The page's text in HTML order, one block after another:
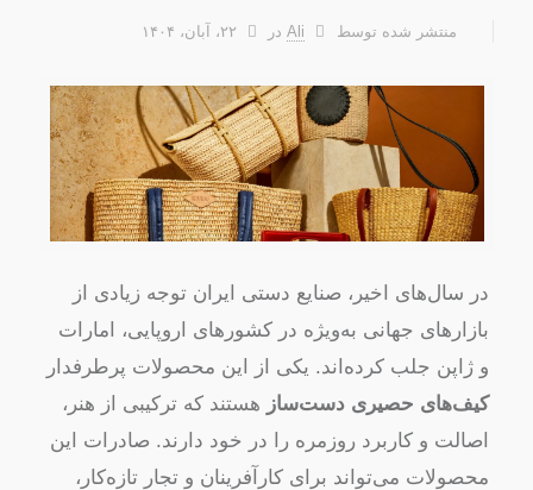
منتشر شده توسط Ali در ۲۲، آبان، ۱۴۰۴
در سال‌های اخیر، صنایع دستی ایران توجه زیادی از
بازارهای جهانی به‌ویژه در کشورهای اروپایی، امارات
و ژاپن جلب کرده‌اند. یکی از این محصولات پرطرفدار
کیف‌های حصیری دست‌ساز هستند که ترکیبی از هنر،
اصالت و کاربرد روزمره را در خود دارند. صادرات این
محصولات می‌تواند برای کارآفرینان و تجار تازه‌کار،